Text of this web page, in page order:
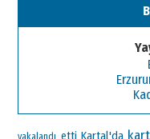
yakalandı etti Kartal'da